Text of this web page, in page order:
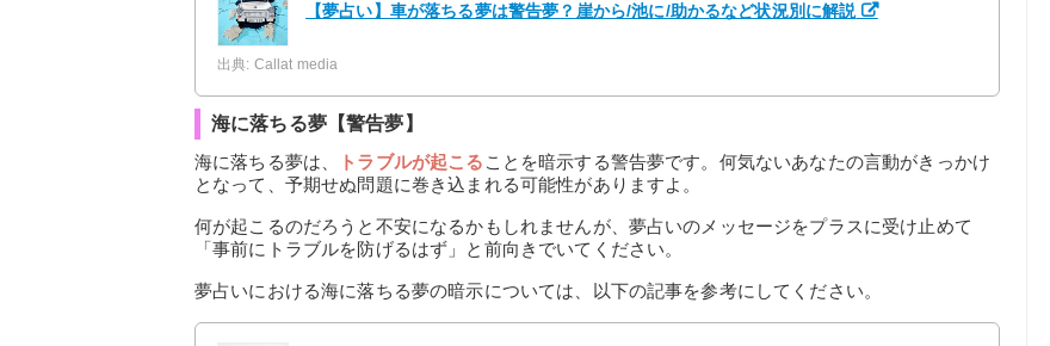
【夢占い】車が落ちる夢は警告夢？崖から/池に/助かるなど状況別に解説
出典: Callat media
海に落ちる夢【警告夢】
海に落ちる夢は、
トラブルが起こる ことを暗示する警告夢です。何気ないあなたの言動がきっかけ
となって、予期せぬ問題に巻き込まれる可能性がありますよ。
何が起こるのだろうと不安になるかもしれませんが、夢占いのメッセージをプラスに受け止めて
「事前にトラブルを防げるはず」と前向きでいてください。
夢占いにおける海に落ちる夢の暗示については、以下の記事を参考にしてください。